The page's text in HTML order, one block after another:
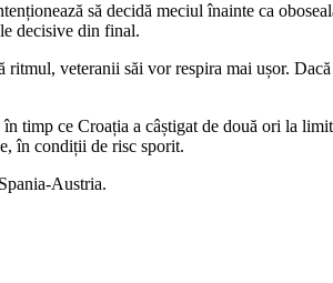
să decidă meciul înainte ca
decisive din final.
veteranii săi vor respira mai ușor.
ce Croația a câștigat de două ori la
în condiții de risc sporit.
Austria.